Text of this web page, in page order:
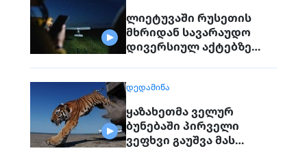
ლიეტუვაში რუსეთის
მხრიდან სავარაუდო
დივერსიულ აქტებზე
ᲓᲔᲓᲐᲛᲘᲬᲐ
ყაზახეთმა ველურ
ბუნებაში პირველი
ვეფხვი გაუშვა მას